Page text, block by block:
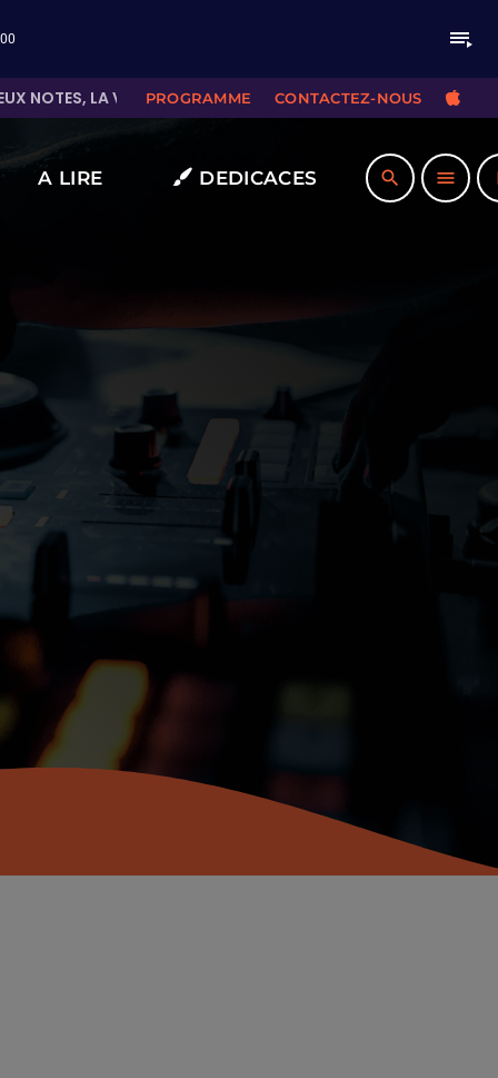
playlist_play
NOTES, LA VOIX TROUVE SA PLACE CHA
PROGRAMME CONTACTEZ-NOUS
A LIRE DEDICACES search menu